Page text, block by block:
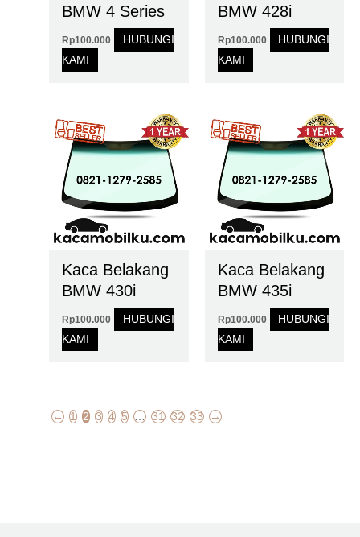
BMW 4 Series
Rp100.000
HUBUNGI
KAMI
BMW 428i
Rp100.000
HUBUNGI
KAMI
Kaca Belakang
BMW 430i
Rp100.000
HUBUNGI
KAMI
Kaca Belakang
BMW 435i
Rp100.000
HUBUNGI
KAMI
← 1 2 3 4 5 … 31 32 33 →